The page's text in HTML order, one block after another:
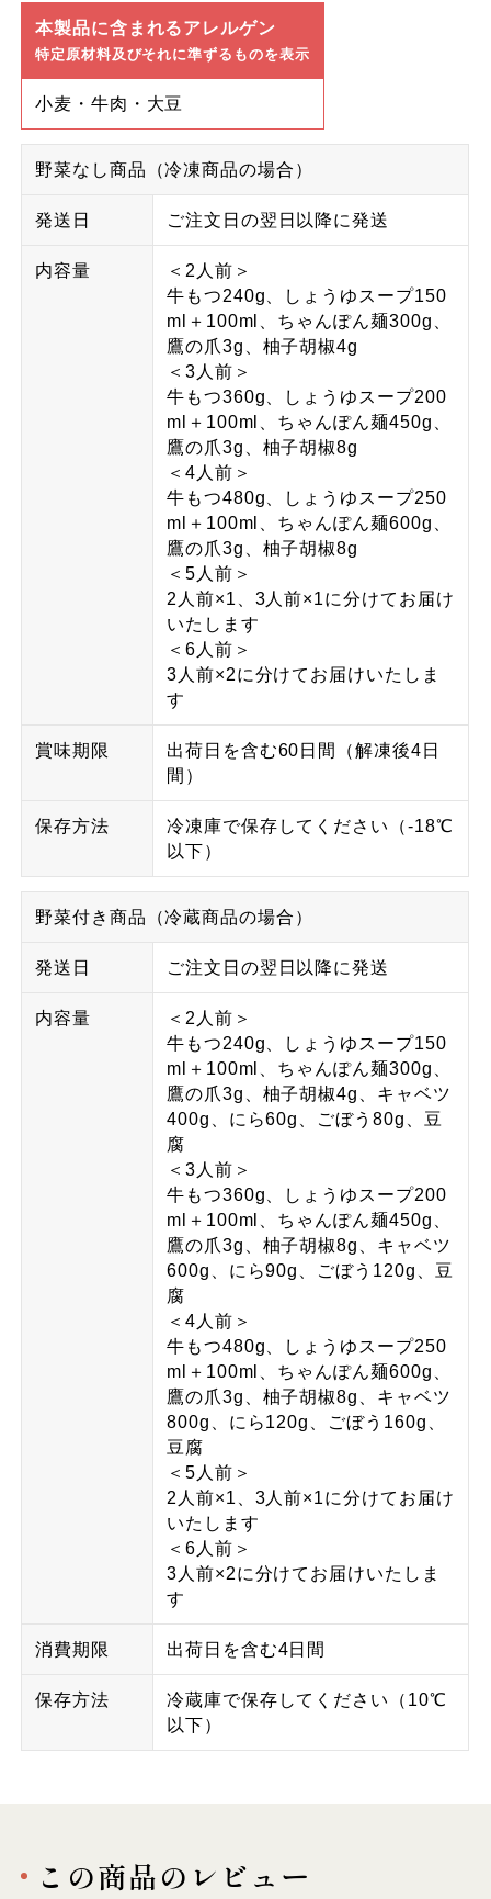
本製品に含まれるアレルゲン
特定原材料及びそれに準ずるものを表示
小麦・牛肉・大豆
野菜なし商品（冷凍商品の場合）
発送日 ご注文日の翌日以降に発送
内容量
＜2人前＞
牛もつ240g、しょうゆスープ150
ml＋100ml、ちゃんぽん麺300g、
鷹の爪3g、柚子胡椒4g
＜3人前＞
牛もつ360g、しょうゆスープ200
ml＋100ml、ちゃんぽん麺450g、
鷹の爪3g、柚子胡椒8g
＜4人前＞
牛もつ480g、しょうゆスープ250
ml＋100ml、ちゃんぽん麺600g、
鷹の爪3g、柚子胡椒8g
＜5人前＞
2人前×1、3人前×1に分けてお届け
いたします
＜6人前＞
3人前×2に分けてお届けいたしま
す
賞味期限
出荷日を含む60日間（解凍後4日
間）
保存方法
冷凍庫で保存してください（-18℃
以下）
野菜付き商品（冷蔵商品の場合）
発送日 ご注文日の翌日以降に発送
内容量
＜2人前＞
牛もつ240g、しょうゆスープ150
ml＋100ml、ちゃんぽん麺300g、
鷹の爪3g、柚子胡椒4g、キャベツ
400g、にら60g、ごぼう80g、豆
腐
＜3人前＞
牛もつ360g、しょうゆスープ200
ml＋100ml、ちゃんぽん麺450g、
鷹の爪3g、柚子胡椒8g、キャベツ
600g、にら90g、ごぼう120g、豆
腐
＜4人前＞
牛もつ480g、しょうゆスープ250
ml＋100ml、ちゃんぽん麺600g、
鷹の爪3g、柚子胡椒8g、キャベツ
800g、にら120g、ごぼう160g、
豆腐
＜5人前＞
2人前×1、3人前×1に分けてお届け
いたします
＜6人前＞
3人前×2に分けてお届けいたしま
す
消費期限 出荷日を含む4日間
保存方法
冷蔵庫で保存してください（10℃
以下）
この商品のレビュー